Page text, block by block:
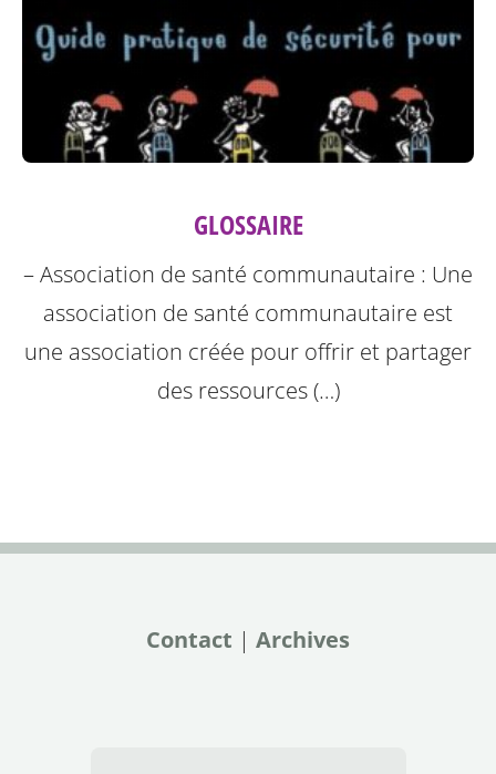
GLOSSAIRE
– Association de santé communautaire : Une
association de santé communautaire est
une association créée pour offrir et partager
des ressources (…)
Contact | Archives